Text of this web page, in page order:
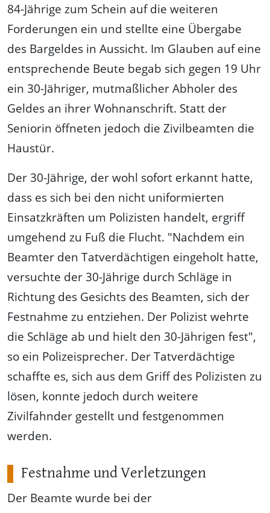
84-Jährige zum Schein auf die weiteren
Forderungen ein und stellte eine Übergabe
des Bargeldes in Aussicht. Im Glauben auf eine
entsprechende Beute begab sich gegen 19 Uhr
ein 30-Jähriger, mutmaßlicher Abholer des
Geldes an ihrer Wohnanschrift. Statt der
Seniorin öffneten jedoch die Zivilbeamten die
Haustür.
Der 30-Jährige, der wohl sofort erkannt hatte,
dass es sich bei den nicht uniformierten
Einsatzkräften um Polizisten handelt, ergriff
umgehend zu Fuß die Flucht. "Nachdem ein
Beamter den Tatverdächtigen eingeholt hatte,
versuchte der 30-Jährige durch Schläge in
Richtung des Gesichts des Beamten, sich der
Festnahme zu entziehen. Der Polizist wehrte
die Schläge ab und hielt den 30-Jährigen fest",
so ein Polizeisprecher. Der Tatverdächtige
schaffte es, sich aus dem Griff des Polizisten zu
lösen, konnte jedoch durch weitere
Zivilfahnder gestellt und festgenommen
werden.
Festnahme und Verletzungen
Der Beamte wurde bei der